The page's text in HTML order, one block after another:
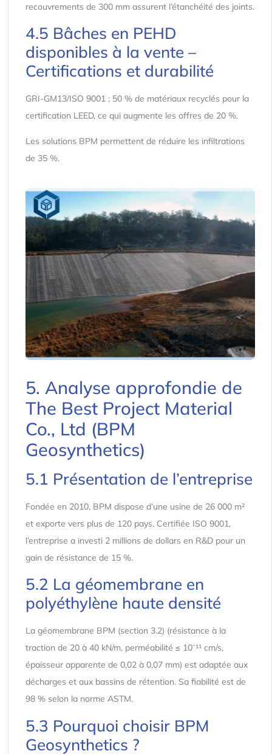
recouvrements de 300 mm assurent l’étanchéité des joints.
4.5 Bâches en PEHD
disponibles à la vente –
Certifications et durabilité
GRI-GM13/ISO 9001 ; 50 % de matériaux recyclés pour la
certification LEED, ce qui augmente les offres de 20 %.
Les solutions BPM permettent de réduire les infiltrations
de 35 %.
5. Analyse approfondie de
The Best Project Material
Co., Ltd (BPM
Geosynthetics)
5.1 Présentation de l’entreprise
Fondée en 2010, BPM dispose d’une usine de 26 000 m²
et exporte vers plus de 120 pays. Certifiée ISO 9001,
l’entreprise a investi 2 millions de dollars en R&D pour un
gain de résistance de 15 %.
5.2 La géomembrane en
polyéthylène haute densité
La géomembrane BPM (section 3.2) (résistance à la
traction de 20 à 40 kN/m, perméabilité ≤ 10⁻¹¹ cm/s,
épaisseur apparente de 0,02 à 0,07 mm) est adaptée aux
décharges et aux bassins de rétention. Sa fiabilité est de
98 % selon la norme ASTM.
5.3 Pourquoi choisir BPM
Geosynthetics ?